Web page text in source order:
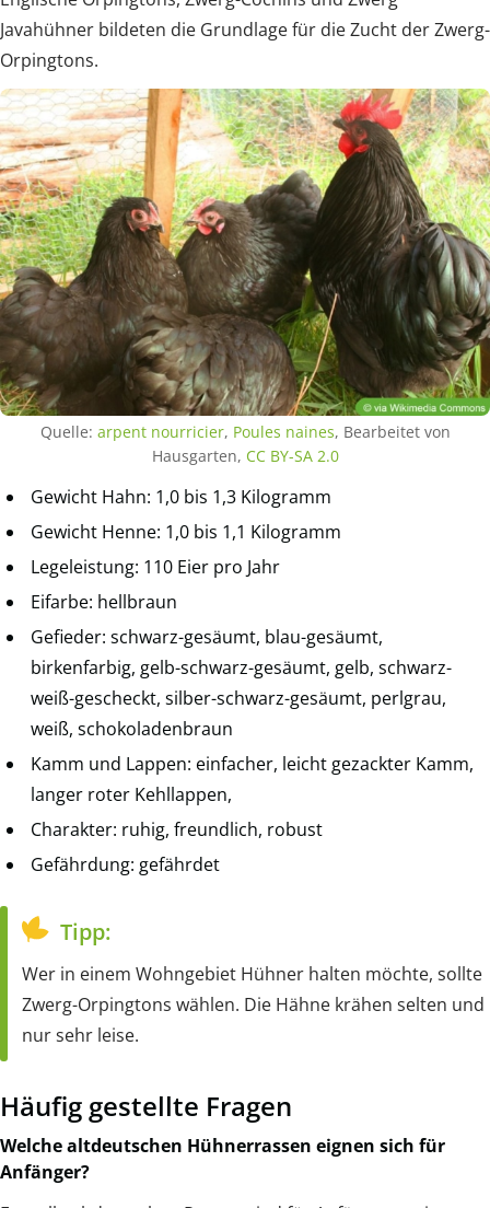
Javahühner bildeten die Grundlage für die Zucht der Zwerg-
Orpingtons.
Quelle: arpent nourricier, Poules naines, Bearbeitet von
Hausgarten, CC BY-SA 2.0
Gewicht Hahn: 1,0 bis 1,3 Kilogramm
Gewicht Henne: 1,0 bis 1,1 Kilogramm
Legeleistung: 110 Eier pro Jahr
Eifarbe: hellbraun
Gefieder: schwarz-gesäumt, blau-gesäumt,
birkenfarbig, gelb-schwarz-gesäumt, gelb, schwarz-
weiß-gescheckt, silber-schwarz-gesäumt, perlgrau,
weiß, schokoladenbraun
Kamm und Lappen: einfacher, leicht gezackter Kamm,
langer roter Kehllappen,
Charakter: ruhig, freundlich, robust
Gefährdung: gefährdet
Tipp:
Wer in einem Wohngebiet Hühner halten möchte, sollte
Zwerg-Orpingtons wählen. Die Hähne krähen selten und
nur sehr leise.
Häufig gestellte Fragen
Welche altdeutschen Hühnerrassen eignen sich für
Anfänger?